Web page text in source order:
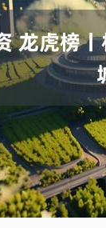
4651.31 -6.85